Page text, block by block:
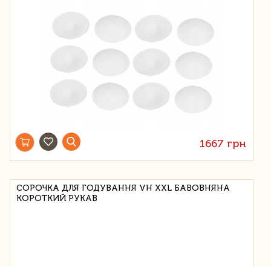
1667 грн
СОРОЧКА ДЛЯ ГОДУВАННЯ VH XXL БАВОВНЯНА
КОРОТКИЙ РУКАВ